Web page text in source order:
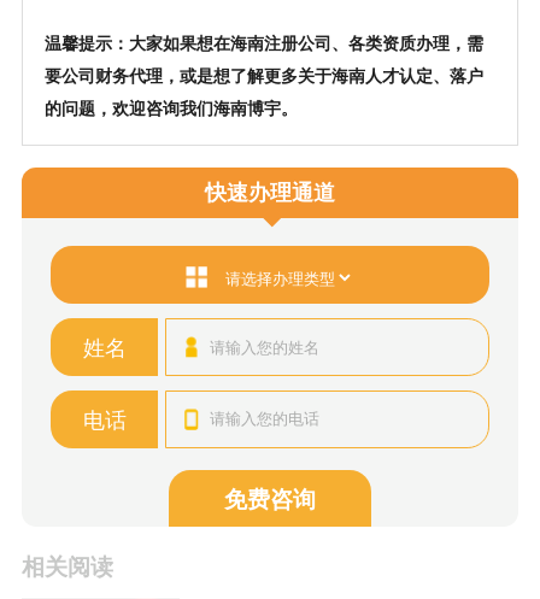
温馨提示：大家如果想在海南注册公司、各类资质办理，需
要公司财务代理，或是想了解更多关于海南人才认定、落户
的问题，欢迎咨询我们海南博宇。
快速办理通道
姓名
电话
免费咨询
相关阅读